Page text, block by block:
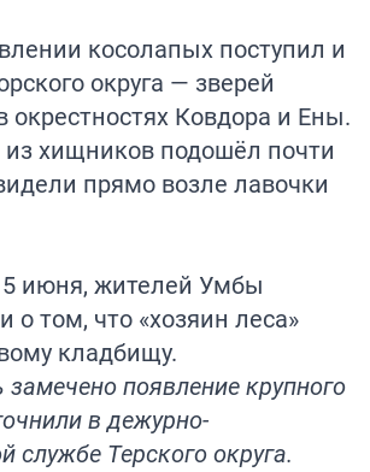
косолапых поступил и
округа — зверей
окрестностях Ковдора и Ены.
хищников подошёл почти
прямо возле лавочки
июня, жителей Умбы
о том, что «хозяин леса»
кладбищу.
появление крупного
в дежурно-
службе Терского округа.